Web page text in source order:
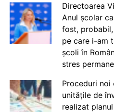
Directoarea
Anul școlar
fost,
pe care i-am
școli în
stres
Proceduri noi
unitățile de
realizat